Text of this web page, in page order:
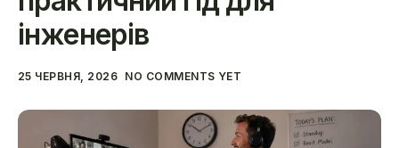
JOT App
Українська
інженерів
25 ЧЕРВНЯ, 2026 NO COMMENTS YET
v
e
: